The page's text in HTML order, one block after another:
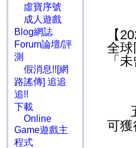
虛寶序號
成人遊戲
Blog網誌
Forum論壇/評
測
假消息!![網
路謠傳] 追追
追!!
下載
Online
Game遊戲主
程式
【
全球
「
可